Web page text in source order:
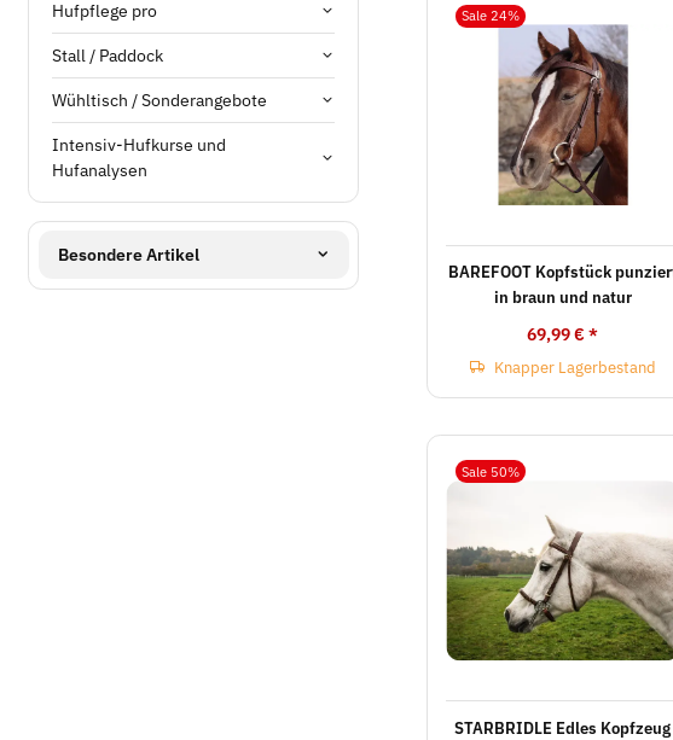
Sale 24%
BAREFOOT Kopfstück
in braun und natur
69,99 €*
Knapper Lagerbestand
Sale 50%
STARBRIDLE Edles Kopfzeug
Hufpflege pro
Stall / Paddock
Wühltisch / Sonderangebote
Intensiv-Hufkurse und
Hufanalysen
Besondere Artikel